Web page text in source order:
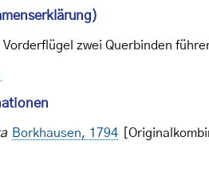
zwei Querbinden
Borkhausen, 1794